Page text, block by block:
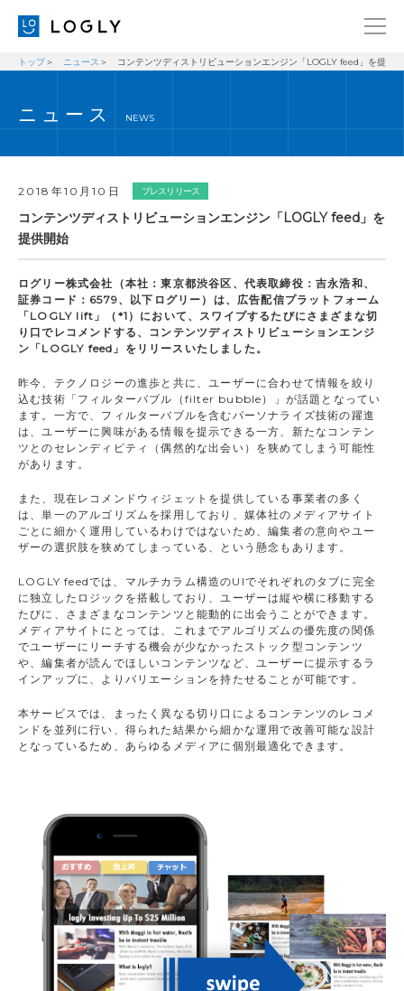
経営理念
ブログ
事業内容
採用情報
IR
お問い合わせ
トップ ニュース コンテンツディストリビューションエンジン「LOGLY feed」を提供
ニュース NEWS
2018年10月10日 プレスリリース
コンテンツディストリビューションエンジン「LOGLY feed」を
提供開始
ログリー株式会社（本社：東京都渋谷区、代表取締役：吉永浩和、
証券コード：6579、以下ログリー）は、広告配信プラットフォーム
「LOGLY lift」（*1）において、スワイプするたびにさまざまな切
り口でレコメンドする、コンテンツディストリビューションエンジ
ン「LOGLY feed」をリリースいたしました。
昨今、テクノロジーの進歩と共に、ユーザーに合わせて情報を絞り
込む技術「フィルターバブル（filter bubble）」が話題となってい
ます。一方で、フィルターバブルを含むパーソナライズ技術の躍進
は、ユーザーに興味がある情報を提示できる一方、新たなコンテン
ツとのセレンディピティ（偶然的な出会い）を狭めてしまう可能性
があります。
また、現在レコメンドウィジェットを提供している事業者の多く
は、単一のアルゴリズムを採用しており、媒体社のメディアサイト
ごとに細かく運用しているわけではないため、編集者の意向やユー
ザーの選択肢を狭めてしまっている、という懸念もあります。
LOGLY feedでは、マルチカラム構造のUIでそれぞれのタブに完全
に独立したロジックを搭載しており、ユーザーは縦や横に移動する
たびに、さまざまなコンテンツと能動的に出会うことができます。
メディアサイトにとっては、これまでアルゴリズムの優先度の関係
でユーザーにリーチする機会が少なかったストック型コンテンツ
や、編集者が読んでほしいコンテンツなど、ユーザーに提示するラ
インアップに、よりバリエーションを持たせることが可能です。
本サービスでは、まったく異なる切り口によるコンテンツのレコメ
ンドを並列に行い、得られた結果から細かな運用で改善可能な設計
となっているため、あらゆるメディアに個別最適化できます。